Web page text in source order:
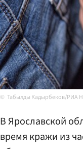
Табылды Кадырбеков/РИА
В Ярославской
время кражи из